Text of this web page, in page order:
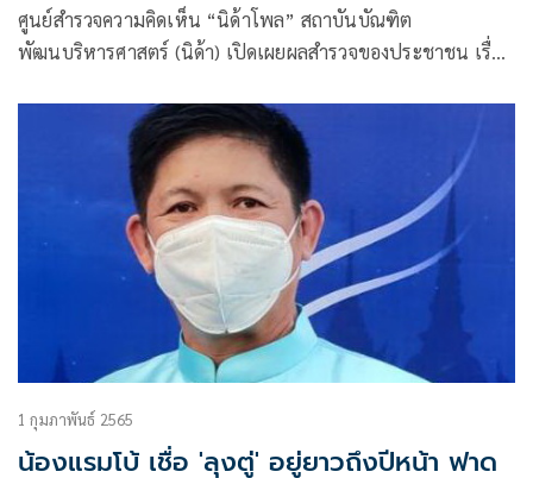
ศูนย์สำรวจความคิดเห็น “นิด้าโพล” สถาบันบัณฑิต
พัฒนบริหารศาสตร์ (นิด้า) เปิดเผยผลสำรวจของประชาชน เรื่อง
การเลือกตั้งซ่อม เขต 9 กทม. (หลักสี่-จตุจักร)”
1 กุมภาพันธ์ 2565
น้องแรมโบ้ เชื่อ 'ลุงตู่' อยู่ยาวถึงปีหน้า ฟาด